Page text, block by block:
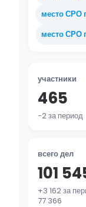
место СРО
место СРО
участники
465
−2 за период
всего дел
101
+3 162 за
77 366